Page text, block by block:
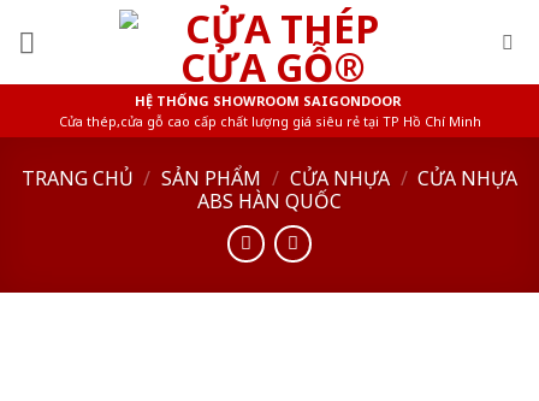
HỆ THỐNG SHOWROOM SAIGONDOOR
Cửa thép,cửa gỗ cao cấp chất lượng giá siêu rẻ tại TP Hồ Chí Minh
TRANG CHỦ / SẢN PHẨM / CỬA NHỰA / CỬA NHỰA
ABS HÀN QUỐC